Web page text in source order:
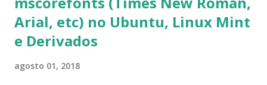
Arial, etc) no Ubuntu, Linux Mint
e Derivados
agosto 01, 2018